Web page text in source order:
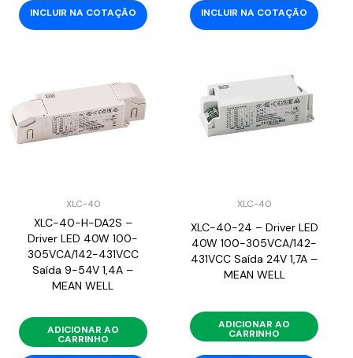
INCLUIR NA COTAÇÃO INCLUIR NA COTAÇÃO
XLC-40
XLC-40-H-DA2S –
Driver LED 40W 100-
305VCA/142-431VCC
Saída 9-54V 1,4A –
MEAN WELL
ADICIONAR AO
CARRINHO
XLC-40
XLC-40-24 – Driver LED
40W 100-305VCA/142-
431VCC Saída 24V 1,7A –
MEAN WELL
ADICIONAR AO
CARRINHO